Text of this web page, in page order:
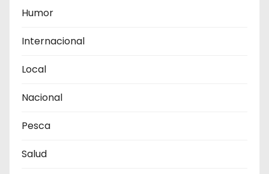
Humor
Internacional
Local
Nacional
Pesca
Salud